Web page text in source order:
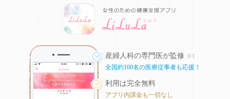
産婦人科の専門医が監修 ※1
全国約100名の医療従事者も応援！
利用は完全無料
アプリ内課金も一切なし